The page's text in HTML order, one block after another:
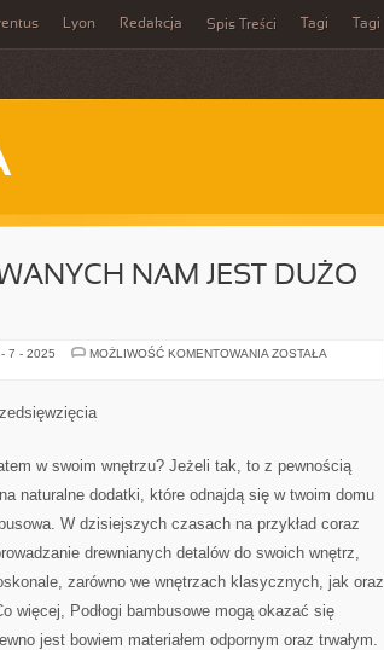
Lyon Redakcja Spis Treści Tagi Tagi
NAM JEST DUŻO
7 - 2025 MOŻLIWOŚĆ KOMENTOWANIA OBECNIE
ZOSTAŁA
w swoim wnętrzu? Jeżeli tak, to z pewnością
naturalne dodatki, które odnajdą się w twoim domu
W dzisiejszych czasach na przykład coraz
drewnianych detalów do swoich wnętrz,
zarówno we wnętrzach klasycznych, jak oraz
więcej, Podłogi bambusowe mogą okazać się
jest bowiem materiałem odpornym oraz trwałym.